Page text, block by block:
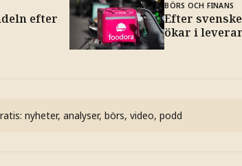
efter
BÖRS OCH FINANS
Efter
ökar i
nyheter, analyser, börs, video, podd